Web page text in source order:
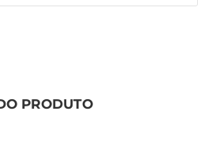
PRODUTO